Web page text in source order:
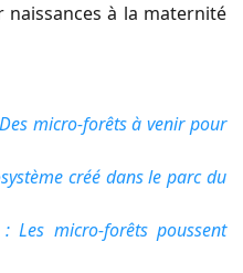
à la maternité
micro-forêts à venir pour
créé dans le parc du
Les micro-forêts poussent